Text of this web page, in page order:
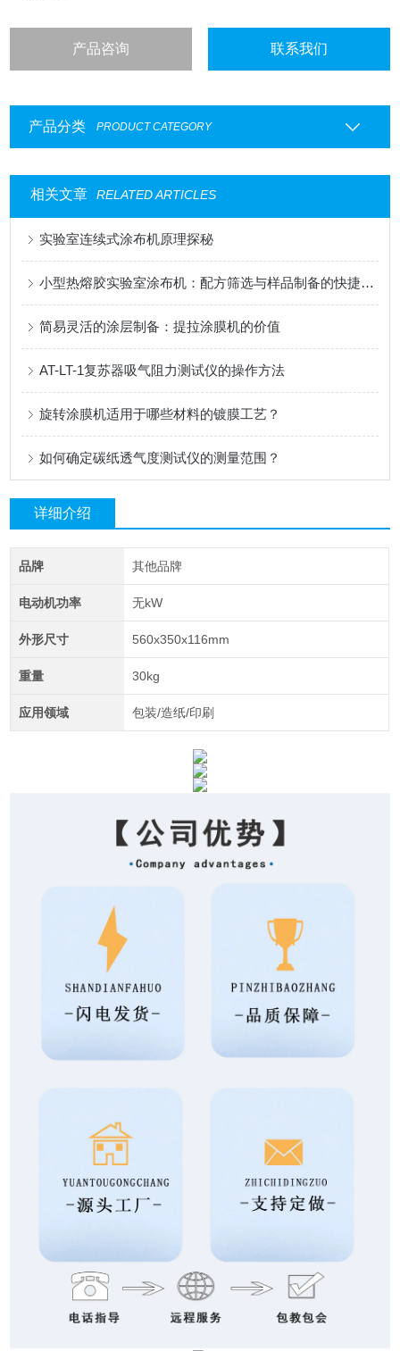
产品咨询 联系我们
产品分类 PRODUCT CATEGORY
相关文章 RELATED ARTICLES
实验室连续式涂布机原理探秘
小型热熔胶实验室涂布机：配方筛选与样品制备的快捷工具
简易灵活的涂层制备：提拉涂膜机的价值
AT-LT-1复苏器吸气阻力测试仪的操作方法
旋转涂膜机适用于哪些材料的镀膜工艺？
如何确定碳纸透气度测试仪的测量范围？
详细介绍
品牌 其他品牌
电动机功率 无kW
外形尺寸 560x350x116mm
重量 30kg
应用领域 包装/造纸/印刷